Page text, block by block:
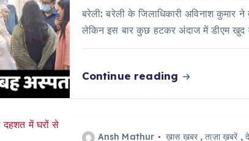
बरेली: बरेली के जिलाधिकारी अविनाश कुमार
लेकिन इस बार कुछ हटकर अंदाज में डीएम
Continue reading
Ansh Mathur ख़ास ख़बर ,ताज़ा ख़बरें ,